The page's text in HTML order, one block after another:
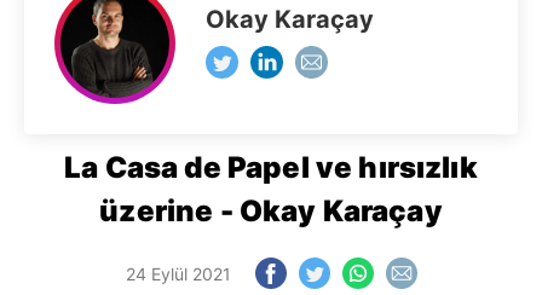
Okay Karaçay
La Casa de Papel ve hırsızlık
üzerine - Okay Karaçay
24 Eylül 2021